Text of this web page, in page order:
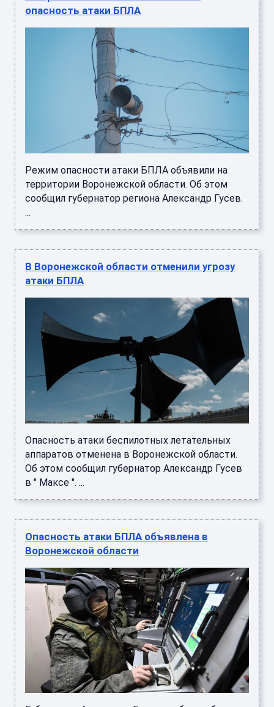
Режим опасности атаки БПЛА объявили на
территории Воронежской области. Об этом
сообщил губернатор региона Александр Гусев.
В Воронежской области отменили угрозу
атаки БПЛА
Опасность атаки беспилотных летательных
аппаратов отменена в Воронежской области.
Об этом сообщил губернатор Александр Гусев
Опасность атаки БПЛА объявлена в
Воронежской области
Губернатор Александр Гусев сообщил об
объявлении опасности атаки беспилотных
летательных аппаратов на территории региона.
Глава региона призвал жител ...